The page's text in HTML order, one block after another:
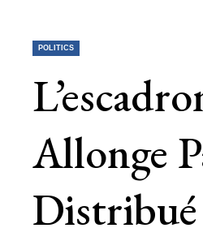
POLITICS
Allonge